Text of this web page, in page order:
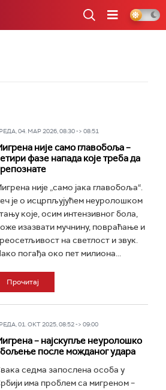
04. МАР 2026, 08:30 -> 08:51
није само главобоља –
фазе напада које треба да
није „само јака главобоља“.
је о исцрпљујућем неуролошком
које, осим интензивног бола,
изазвати мучнину, повраћање и
на светлост и звук.
погађа око пет милиона...
Прочитај
01. ОКТ 2025, 08:52 -> 09:00
– најскупље неуролошко
после можданог удара
седма запослена особа у
има проблем са мигреном –